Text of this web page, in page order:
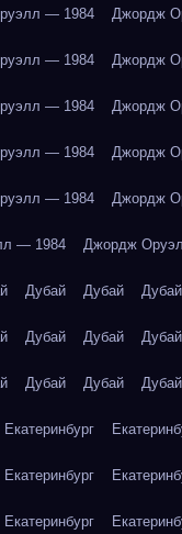
— 1984 Джордж
— 1984 Джордж
— 1984 Джордж
— 1984 Джордж
— 1984 Джордж
— 1984 Джордж
Дубай Дубай Дубай
Дубай Дубай Дубай
Дубай Дубай Дубай
Екатеринбург
Екатеринбург
Екатеринбург